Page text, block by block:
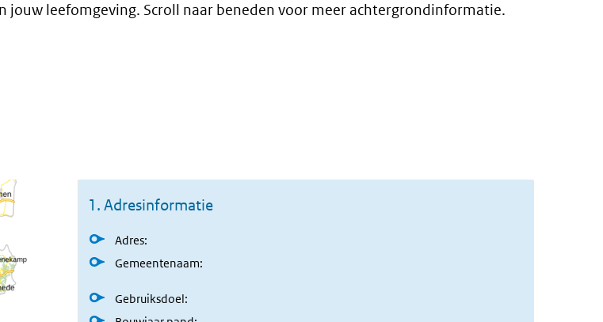
jouw leefomgeving. Scroll naar beneden voor meer achtergrondinformatie.